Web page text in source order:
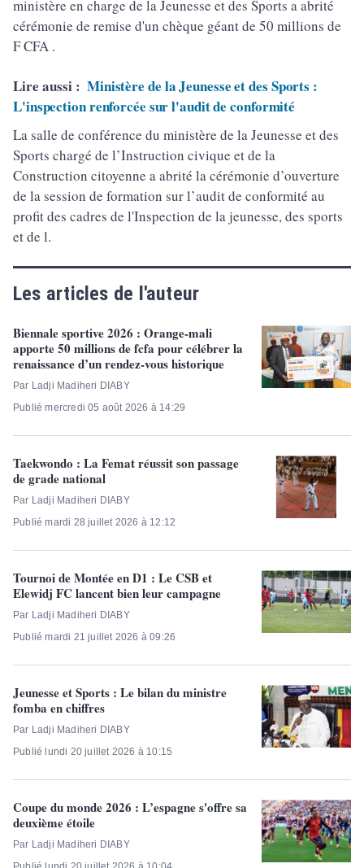
ministère en charge de la Jeunesse et des Sports a abrité
cérémonie de remise d'un chèque géant de 50 millions de
F CFA .
Lire aussi : Ministère de la Jeunesse et des Sports :
L'inspection renforcée sur l'audit de conformité
La salle de conférence du ministère de la Jeunesse et des
Sports chargé de l’Instruction civique et de la
Construction citoyenne a abrité la cérémonie d’ouverture
de la session de formation sur l’audit de conformité au
profit des cadres de l'Inspection de la jeunesse, des sports
et de l.
Les articles de l'auteur
Biennale sportive 2026 : Orange-mali
apporte 50 millions de fcfa pour célébrer la
renaissance d’un rendez-vous historique
Par Ladji Madiheri DIABY
Publié mercredi 05 août 2026 à 14:29
Taekwondo : La Femat réussit son passage
de grade national
Par Ladji Madiheri DIABY
Publié mardi 28 juillet 2026 à 12:12
Tournoi de Montée en D1 : Le CSB et
Elewidj FC lancent bien leur campagne
Par Ladji Madiheri DIABY
Publié mardi 21 juillet 2026 à 09:26
Jeunesse et Sports : Le bilan du ministre
fomba en chiffres
Par Ladji Madiheri DIABY
Publié lundi 20 juillet 2026 à 10:15
Coupe du monde 2026 : L’espagne s'offre sa
deuxième étoile
Par Ladji Madiheri DIABY